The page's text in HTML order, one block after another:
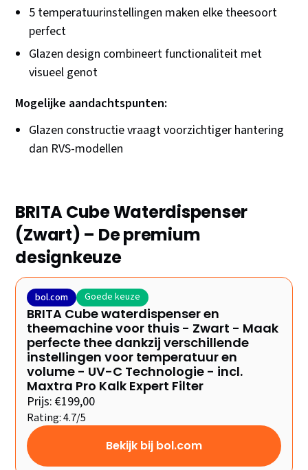
5 temperatuurinstellingen maken elke theesoort
perfect
Glazen design combineert functionaliteit met
visueel genot
Mogelijke aandachtspunten:
Glazen constructie vraagt voorzichtiger hantering
dan RVS-modellen
BRITA Cube Waterdispenser
(Zwart) – De premium
designkeuze
bol.com Goede keuze
BRITA Cube waterdispenser en
theemachine voor thuis - Zwart - Maak
perfecte thee dankzij verschillende
instellingen voor temperatuur en
volume - UV-C Technologie - incl.
Maxtra Pro Kalk Expert Filter
Prijs: €199,00
Rating: 4.7/5
Bekijk bij bol.com